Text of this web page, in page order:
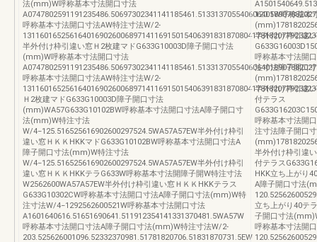
法(mm)W呼称基本寸法開口寸法
呼称基本寸法開口寸法AW特注寸法W/2-
半外付け枠引違い窓Ｈ2枚建マドG633G10003D障子開口寸法
(mm)W呼称基本寸法開口寸法
呼称基本寸法開口寸法AW特注寸法W/2-
Ｈ2枚建マドG633G10003D障子開口寸法
(mm)WA57G633G10102BW呼称基本寸法開口寸法A障子開口寸
法(mm)W特注寸法
W/4−125.516525616902600297524.5WA57A57EW半外付け枠引
違い窓ＨＫＫHKKマドG633G10102BW呼称基本寸法開口寸法A
障子開口寸法(mm)W特注寸法
W/4−125.516525616902600297524.5WA57A57EW半外付け枠引
違い窓ＨＫＫHKKテラG633W呼称基本寸法開障子開W特注寸法
W2562600WA57A57EW半外付け枠引違い窓ＨＫＫHKKテラス
G633G10302CW呼称基本寸法開口寸法A障子開口寸法(mm)W特
注寸法W/4−1292562600521W呼称基本寸法開口寸法
A1601640616.51651690641.511912354141331370481.5WA57W
呼称基本寸法開口寸法A障子開口寸法(mm)W特注寸法W/2-
203.525626001096.52332370981.51781820706.51831870731.5EW
120.5W呼称基本
半外付け枠引違
呼称基本寸法開
注寸法障子開口
半外付け枠引違
付テラス
呼称基本寸法開
注寸法障子開口
半外付け枠引違
付テラス
HKK立ち上がり
A障子開口寸法
立ち上がり40テ
子開口寸法
呼称基本寸法開